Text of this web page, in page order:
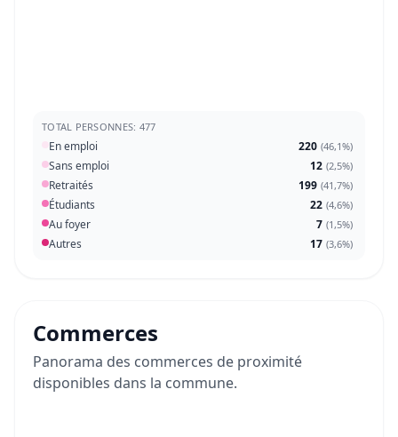
TOTAL PERSONNES: 477
En emploi 220 (46,1%)
Sans emploi 12 (2,5%)
Retraités 199 (41,7%)
Étudiants 22 (4,6%)
Au foyer 7 (1,5%)
Autres 17 (3,6%)
Commerces
Panorama des commerces de proximité
disponibles dans la commune.